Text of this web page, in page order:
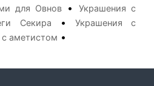
для Овнов •
Украшения с
Секира • Украшения с
с аметистом •